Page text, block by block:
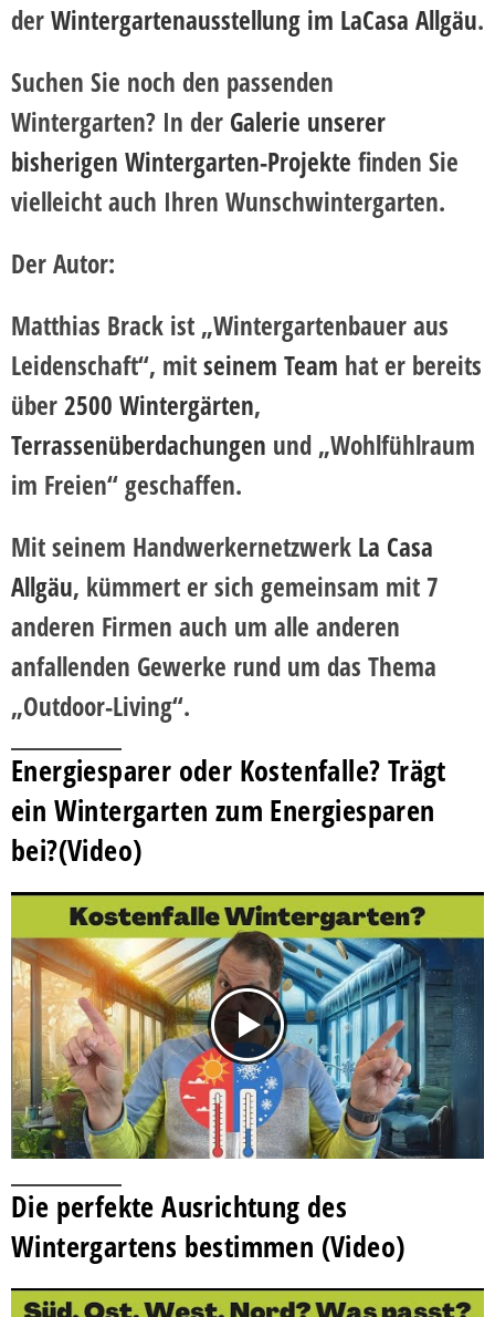
derWintergartenausstellung im LaCasa Allgäu.
Suchen Sie noch den passenden
Wintergarten? In der Galerie unserer
bisherigen Wintergarten-Projekte finden Sie
vielleicht auch Ihren Wunschwintergarten.
Der Autor:
Matthias Brack ist „Wintergartenbauer aus
Leidenschaft“, mitseinem Team hat er bereits
über2500 Wintergärten,
Terrassenüberdachungen und „Wohlfühlraum
im Freien“ geschaffen.
Mit seinem Handwerkernetzwerk La Casa
Allgäu, kümmert er sich gemeinsam mit 7
anderen Firmen auch um alle anderen
anfallenden Gewerke rund um das Thema
„Outdoor-Living“.
Energiesparer oder Kostenfalle? Trägt
ein Wintergarten zum Energiesparen
bei?(Video)
Die perfekte Ausrichtung des
Wintergartens bestimmen (Video)